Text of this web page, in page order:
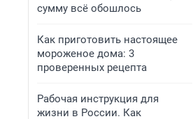
сумму всё обошлось
Как приготовить настоящее
мороженое дома: 3
проверенных рецепта
Рабочая инструкция для
жизни в России. Как